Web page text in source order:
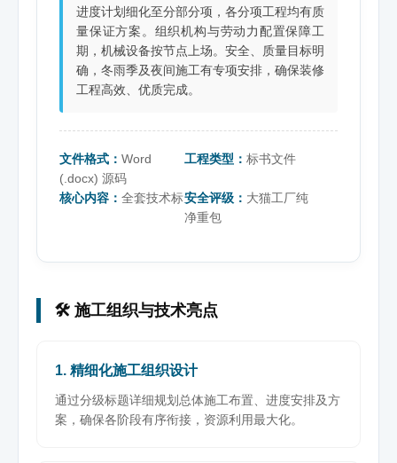
进度计划细化至分部分项，各分项工程均有质
量保证方案。组织机构与劳动力配置保障工
期，机械设备按节点上场。安全、质量目标明
确，冬雨季及夜间施工有专项安排，确保装修
工程高效、优质完成。
文件格式： Word
(.docx) 源码
工程类型：标书文件
核心内容： 全套技术标安全评级： 大猫工厂纯
净重包
🛠️ 施工组织与技术亮点
1. 精细化施工组织设计
通过分级标题详细规划总体施工布置、进度安排及方
案，确保各阶段有序衔接，资源利用最大化。